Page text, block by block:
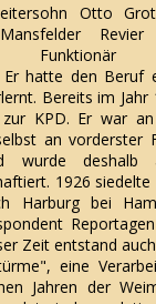
Otto
Revier
Funktionär
Er hatte den Beruf
Bereits im Jahr
KPD. Er war
an vorderster
wurde deshalb
1926
Harburg bei
Zeit entstand
eine
Jahren der